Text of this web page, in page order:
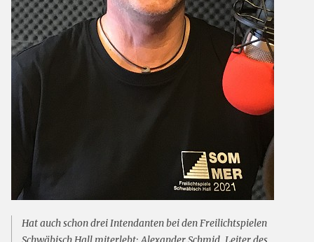
Hat auch schon drei Intendanten bei den Freilichtspielen